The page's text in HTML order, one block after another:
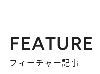
FEATURE
フィーチャー記事